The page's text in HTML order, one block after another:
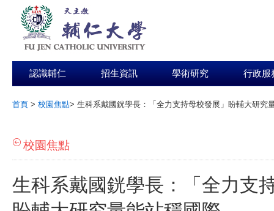
認識輔仁 招生資訊 學術研究 行政服
首頁 > 校園焦點> 生科系戴國銧學長：「全力支持母校發展」盼輔大研究
校園焦點
生科系戴國銧學長：「全力支